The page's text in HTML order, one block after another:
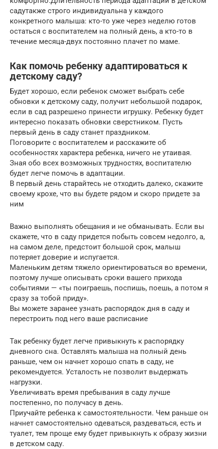
садутакже строго индивидуальна у каждого
конкретного малыша: кто-то уже через неделю готов
остаться с воспитателем на полный день, а кто-то в
течение месяца-двух постоянно плачет по маме.
Как помочь ребенку адаптироваться к
детскому саду?
Будет хорошо, если ребенок сможет выбрать себе
обновки к детскому саду, получит небольшой подарок,
если в сад разрешено принести игрушку. Ребенку будет
интересно показать обновки сверстником. Пусть
первый день в саду станет праздником.
Поговорите с воспитателем и расскажите об
особенностях характера ребенка, ничего не утаивая.
Зная обо всех возможных трудностях, воспитателю
будет легче помочь в адаптации.
В первый день старайтесь не отходить далеко, скажите
своему крохе, что вы будете рядом и скоро придете за
ним
Важно выполнять обещания и не обманывать. Если вы
скажете, что в саду придется побыть совсем недолго, а,
на самом деле, предстоит большой срок, малыш
потеряет доверие и испугается.
Маленьким детям тяжело ориентироваться во времени,
поэтому лучше описывать сроки вашего прихода
событиями — «ты поиграешь, поспишь, поешь, а потом я
сразу за тобой приду».
Вы можете заранее узнать распорядок дня в саду и
перестроить под него ваше расписание
Так ребенку будет легче привыкнуть к распорядку
дневного сна. Оставлять малыша на полный день
раньше, чем он начнет хорошо спать в саду, не
рекомендуется. Усталость не позволит выдержать
нагрузки.
Увеличивать время пребывания в саду лучше
постепенно, по получасу в день.
Приучайте ребенка к самостоятельности. Чем раньше он
начнет самостоятельно одеваться, раздеваться, есть и
туалет, тем проще ему будет привыкнуть к образу жизни
в детском саду.